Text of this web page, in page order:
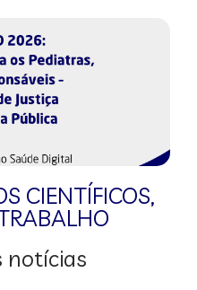
CIENTÍFICOS,
notícias